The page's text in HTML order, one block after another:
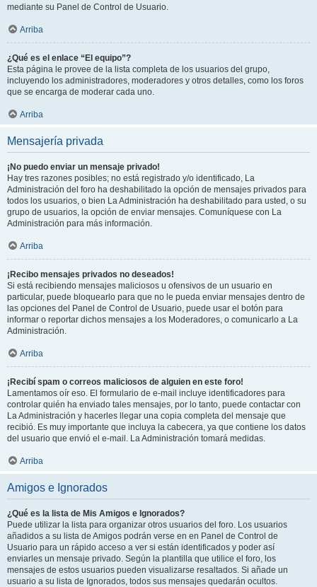
mediante su Panel de Control de Usuario.
Arriba
¿Qué es el enlace “El equipo”?
Esta página le provee de la lista completa de los usuarios del grupo,
incluyendo los administradores, moderadores y otros detalles, como los foros
que se encarga de moderar cada uno.
Arriba
Mensajería privada
¡No puedo enviar un mensaje privado!
Hay tres razones posibles; no está registrado y/o identificado, La
Administración del foro ha deshabilitado la opción de mensajes privados para
todos los usuarios, o bien La Administración ha deshabilitado para usted, o su
grupo de usuarios, la opción de enviar mensajes. Comuníquese con La
Administración para más información.
Arriba
¡Recibo mensajes privados no deseados!
Si está recibiendo mensajes maliciosos u ofensivos de un usuario en
particular, puede bloquearlo para que no le pueda enviar mensajes dentro de
las opciones del Panel de Control de Usuario, puede usar el botón para
informar o reportar dichos mensajes a los Moderadores, o comunicarlo a La
Administración.
Arriba
¡Recibí spam o correos maliciosos de alguien en este foro!
Lamentamos oír eso. El formulario de e-mail incluye identificadores para
controlar quién ha enviado tales mensajes, por lo tanto, puede contactar con
La Administración y hacerles llegar una copia completa del mensaje que
recibió. Es muy importante que incluya la cabecera, ya que contiene los datos
del usuario que envió el e-mail. La Administración tomará medidas.
Arriba
Amigos e Ignorados
¿Qué es la lista de Mis Amigos e Ignorados?
Puede utilizar la lista para organizar otros usuarios del foro. Los usuarios
añadidos a su lista de Amigos podrán verse en en Panel de Control de
Usuario para un rápido acceso a ver si están identificados y poder así
enviarles un mensaje privado. Según la plantilla que utilice el foro, los
mensajes de estos usuarios pueden visualizarse resaltados. Si añade un
usuario a su lista de Ignorados, todos sus mensajes quedarán ocultos.